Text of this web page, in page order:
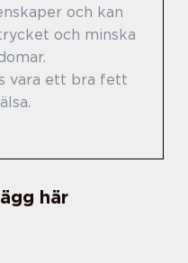
och kan
och minska
vara ett bra fett
här